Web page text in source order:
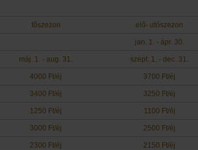
főszezon elő- utószezon
jan. 1. - ápr. 30.
máj. 1. - aug. 31. szept. 1. - dec. 31.
4000 Ft/éj 3700 Ft/éj
3400 Ft/éj 3250 Ft/éj
1250 Ft/éj 1100 Ft/éj
3000 Ft/éj 2500 Ft/éj
2300 Ft/éj 2150 Ft/éj